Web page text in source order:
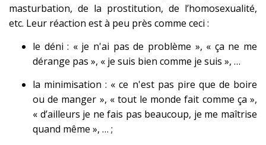
masturbation, de la prostitution, de l’homosexualité,
etc. Leur réaction est à peu près comme ceci :
le déni : « je n'ai pas de problème », « ça ne me
dérange pas », « je suis bien comme je suis », …
la minimisation : « ce n'est pas pire que de boire
ou de manger », « tout le monde fait comme ça »,
« d’ailleurs je ne fais pas beaucoup, je me maîtrise
quand même », … ;